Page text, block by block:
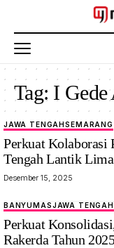
Tag: I Gede
JAWA TENGAHSEMARANG
Perkuat Kolaborasi
Tengah Lantik
Desember 15, 2025
BANYUMASJAWA TENGAH
Perkuat
Rakerda Tahun